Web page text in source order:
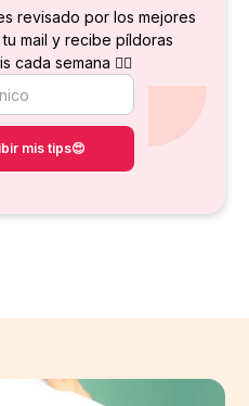
revisado por los mejores
mail y recibe píldoras
cada semana 👇🏻